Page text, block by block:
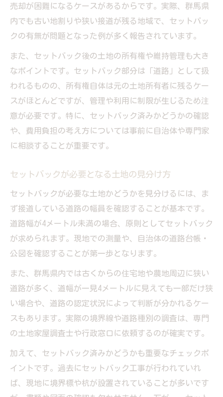
売却が困難になるケースがあるからです。実際、群馬県
内でも古い地割りや狭い接道が残る地域で、セットバッ
クの有無が問題となった例が多く報告されています。
また、セットバック後の土地の所有権や維持管理も大き
なポイントです。セットバック部分は「道路」として扱
われるものの、所有権自体は元の土地所有者に残るケー
スがほとんどですが、管理や利用に制限が生じるため注
意が必要です。特に、セットバック済みかどうかの確認
や、費用負担の考え方については事前に自治体や専門家
に相談することが重要です。
セットバックが必要となる土地の見分け方
セットバックが必要な土地かどうかを見分けるには、ま
ず接道している道路の幅員を確認することが基本です。
道路幅が4メートル未満の場合、原則としてセットバック
が求められます。現地での測量や、自治体の道路台帳・
公図を確認することが第一歩となります。
また、群馬県内では古くからの住宅地や農地周辺に狭い
道路が多く、道幅が一見4メートルに見えても一部だけ狭
い場合や、道路の認定状況によって判断が分かれるケー
スもあります。実際の境界線や道路種別の調査は、専門
の土地家屋調査士や行政窓口に依頼するのが確実です。
加えて、セットバック済みかどうかも重要なチェックポ
イントです。過去にセットバック工事が行われていれ
ば、現地に境界標や杭が設置されていることが多いです